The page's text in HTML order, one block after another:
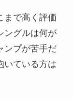
まで高く評価
ングルは何が
ンプが苦手だ
いている方は